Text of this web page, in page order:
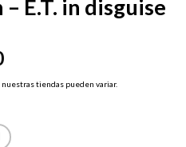
E.T. in disguise
El
precio
$6,990.
tiendas pueden variar.